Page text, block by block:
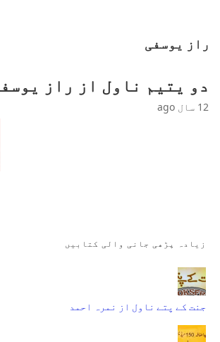
راز یوسفی
دو یتیم ناول از راز
12 سال ago
زیادہ پڑھی جانی والی کتابیں
جنت کے پتے ناول از نمرہ احمد